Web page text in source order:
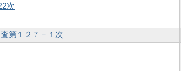
次
第１２７－１次